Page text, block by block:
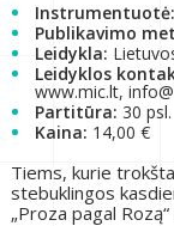
Instrumentuotė:
Publikavimo
Leidykla:
Leidyklos
www.mic.lt,
Partitūra: 30 psl.
Kaina: 14,00 €
Tiems, kurie
stebuklingos
„Proza pagal